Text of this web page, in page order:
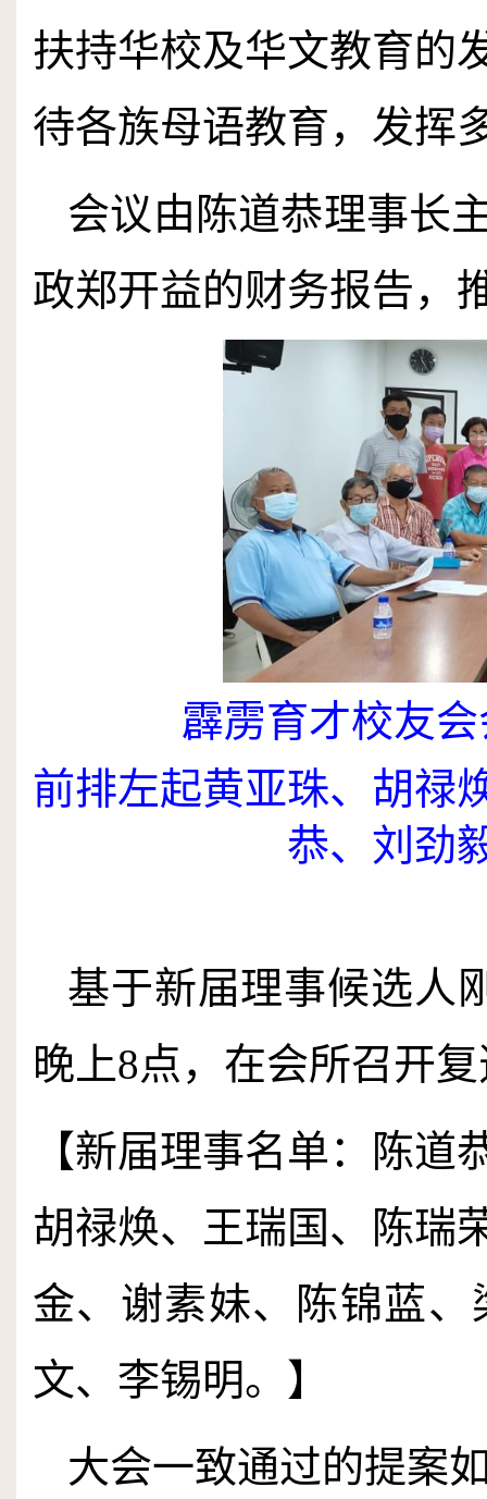
扶持华校及华文教育的
待各族母语教育，发挥
会议由陈道恭理事长
政郑开益的财务报告，
霹雳育才校友
前排左起黄亚珠、胡禄
恭、刘劲
基于新届理事候选人
晚上8点，在会所召开
【新届理事名单：陈
胡禄焕、王瑞国、陈瑞
金、谢素妹、陈锦蓝
文、李锡明。】
大会一致通过的提案